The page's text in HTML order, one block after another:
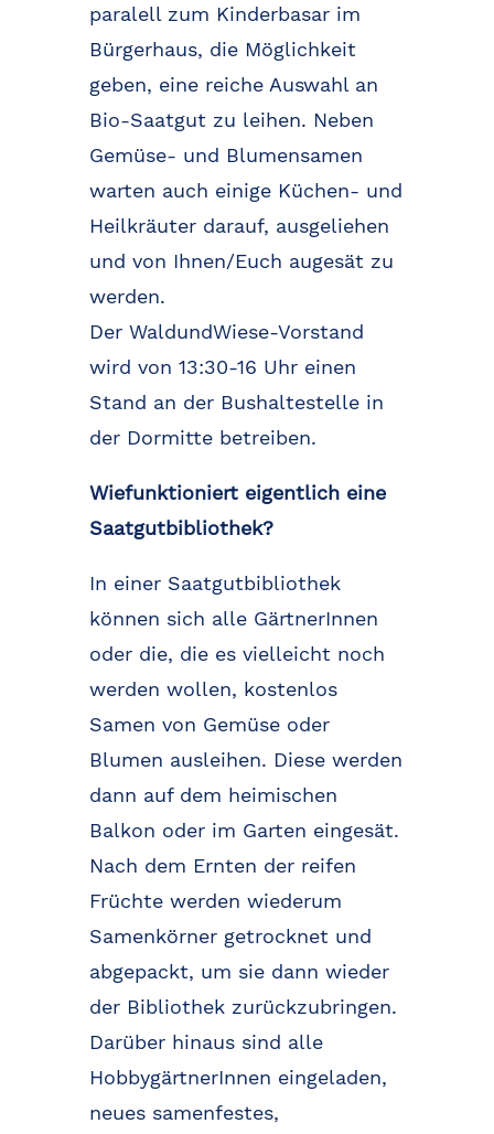
paralell zum Kinderbasar im
Bürgerhaus, die Möglichkeit
geben, eine reiche Auswahl an
Bio-Saatgut zu leihen. Neben
Gemüse- und Blumensamen
warten auch einige Küchen- und
Heilkräuter darauf, ausgeliehen
und von Ihnen/Euch augesät zu
werden.
Der WaldundWiese-Vorstand
wird von 13:30-16 Uhr einen
Stand an der Bushaltestelle in
der Dormitte betreiben.
Wiefunktioniert eigentlich eine
Saatgutbibliothek?
In einer Saatgutbibliothek
können sich alle GärtnerInnen
oder die, die es vielleicht noch
werden wollen, kostenlos
Samen von Gemüse oder
Blumen ausleihen. Diese werden
dann auf dem heimischen
Balkon oder im Garten eingesät.
Nach dem Ernten der reifen
Früchte werden wiederum
Samenkörner getrocknet und
abgepackt, um sie dann wieder
der Bibliothek zurückzubringen.
Darüber hinaus sind alle
HobbygärtnerInnen eingeladen,
neues samenfestes,